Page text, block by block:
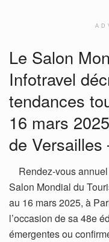
Le Salon
Infotravel
tendances
16 mars
de Versailles
Rendez-vous annuel
Salon Mondial du
au 16 mars 2025, à
l’occasion de sa 48e
émergentes ou